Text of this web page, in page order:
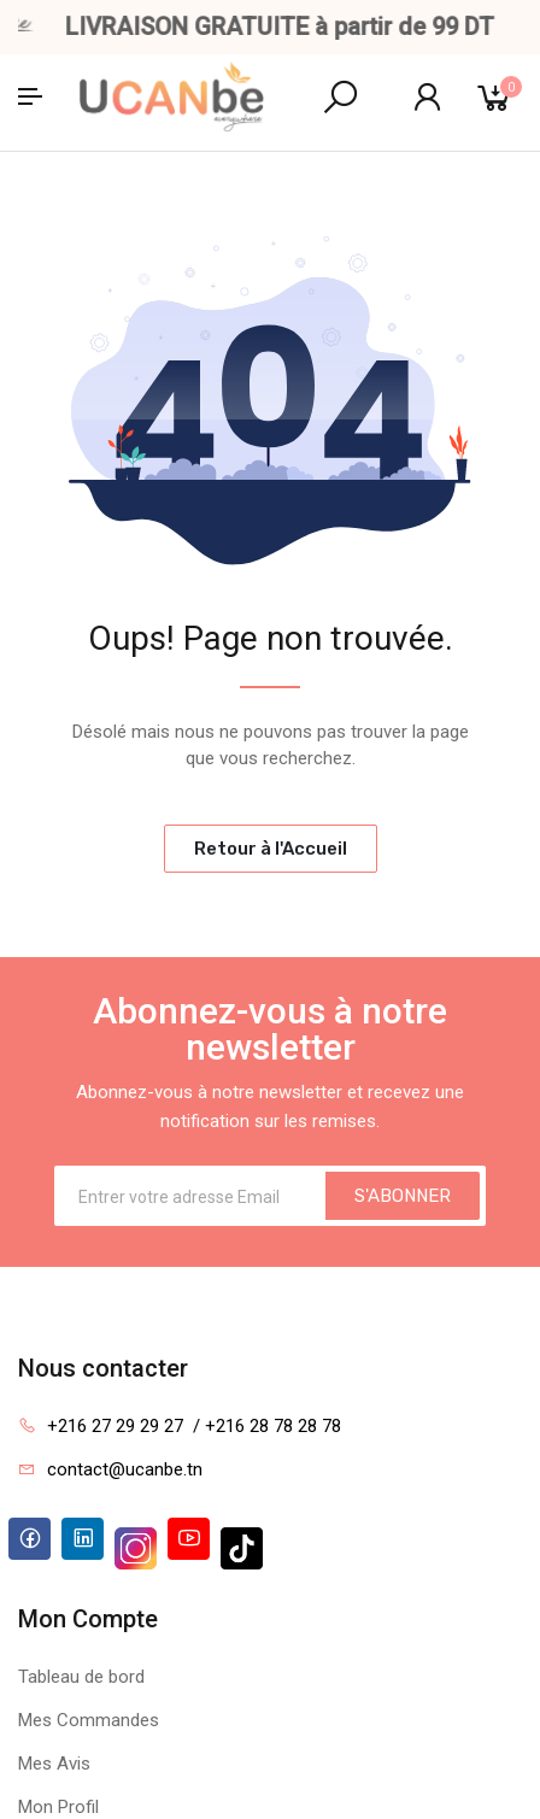
LIVRAISON GRATUITE à partir de 99 DT
0
Oups! Page non trouvée.
Désolé mais nous ne pouvons pas trouver la page
que vous recherchez.
Retour à l'Accueil
Abonnez-vous à notre
newsletter
Abonnez-vous à notre newsletter et recevez une
notification sur les remises.
S'ABONNER
Nous contacter
+216 27 29 29 27  / +216 28 78 28 78
contact@ucanbe.tn
Mon Compte
Tableau de bord
Mes Commandes
Mes Avis
Mon Profil